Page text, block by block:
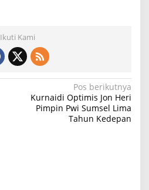
Ikuti Kami
Pos berikutnya
Kurnaidi Optimis Jon Heri
Pimpin Pwi Sumsel Lima
Tahun Kedepan